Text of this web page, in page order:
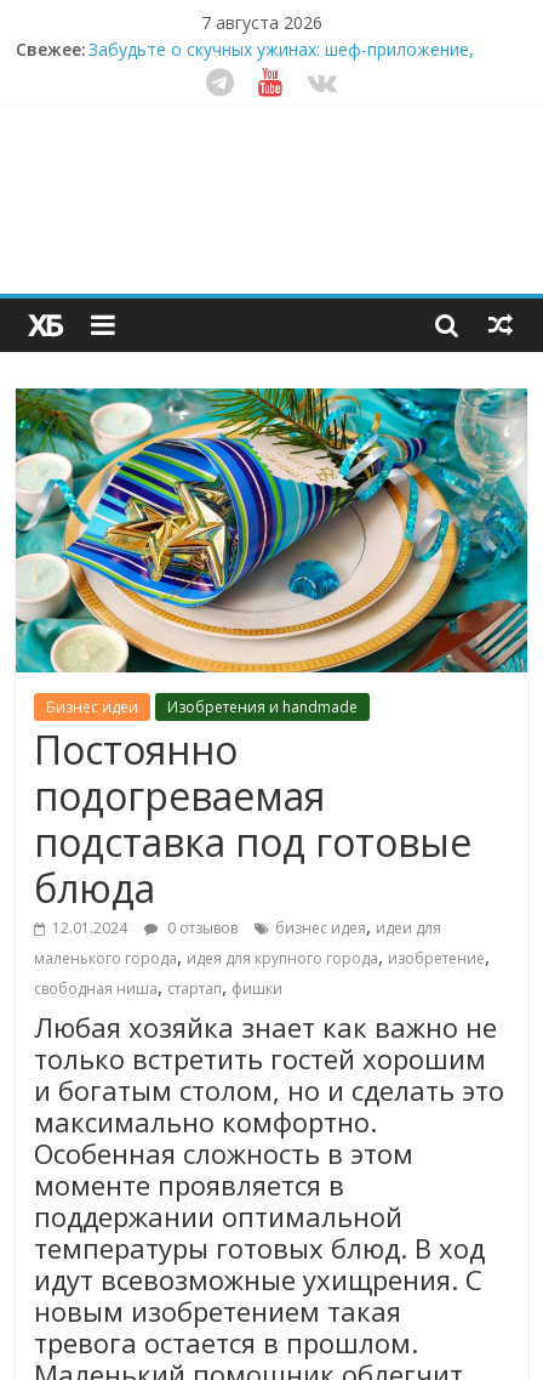
7 августа 2026
Свежее:Забудьте о скучных ужинах: шеф-приложение,
которое видит вашу еду насквозь
Небо зовёт: как бизнес на полётах дронов и
Секрет супергидратации: почему кокосовая вода с
пребиотиками становится главным трендом
здорового питания
Бизнес идеи Изобретения и handmade
Постоянно
подогреваемая
подставка под готовые
блюда
12.01.2024 0 отзывов бизнес идея, идеи для
маленького города, идея для крупного города, изобретение,
свободная ниша, стартап, фишки
Любая хозяйка знает как важно не
только встретить гостей хорошим
и богатым столом, но и сделать это
максимально комфортно.
Особенная сложность в этом
моменте проявляется в
поддержании оптимальной
температуры готовых блюд. В ход
идут всевозможные ухищрения. С
новым изобретением такая
тревога остается в прошлом.